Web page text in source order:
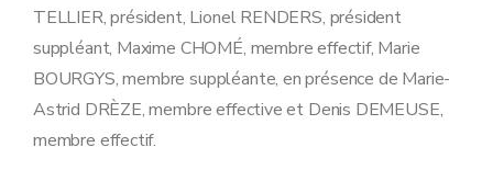
TELLIER, président, Lionel RENDERS, président
suppléant, Maxime CHOMÉ, membre effectif, Marie
BOURGYS, membre suppléante, en présence de Marie-
Astrid DRÈZE, membre effective et Denis DEMEUSE,
membre effectif.